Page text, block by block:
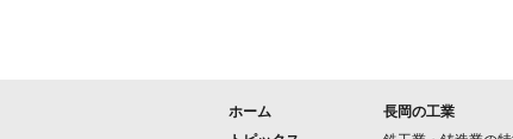
ホーム
長岡の工業